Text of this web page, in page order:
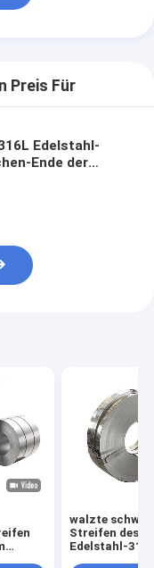
Preis Für
Edelstahl-
Ende der
walzte
Streifen des
Edelstahl-316